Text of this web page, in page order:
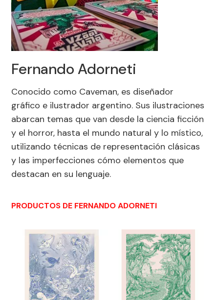
Fernando Adorneti
Conocido como Caveman, es diseñador
gráfico e ilustrador argentino. Sus ilustraciones
abarcan temas que van desde la ciencia ficción
y el horror, hasta el mundo natural y lo místico,
utilizando técnicas de representación clásicas
y las imperfecciones cómo elementos que
destacan en su lenguaje.
PRODUCTOS DE FERNANDO ADORNETI